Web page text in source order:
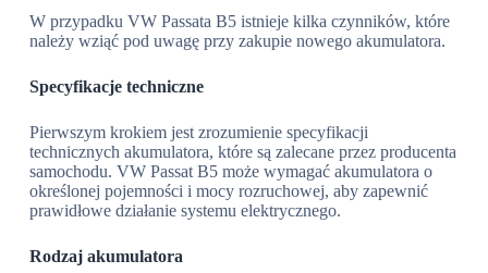
W przypadku VW Passata B5 istnieje kilka czynników, które
należy wziąć pod uwagę przy zakupie nowego akumulatora.
Specyfikacje techniczne
Pierwszym krokiem jest zrozumienie specyfikacji
technicznych akumulatora, które są zalecane przez producenta
samochodu. VW Passat B5 może wymagać akumulatora o
określonej pojemności i mocy rozruchowej, aby zapewnić
prawidłowe działanie systemu elektrycznego.
Rodzaj akumulatora